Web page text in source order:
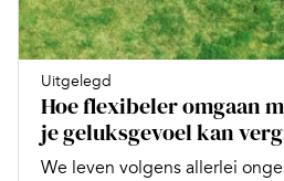
Uitgelegd
Hoe flexibeler omgaan
je geluksgevoel kan
We leven volgens allerlei